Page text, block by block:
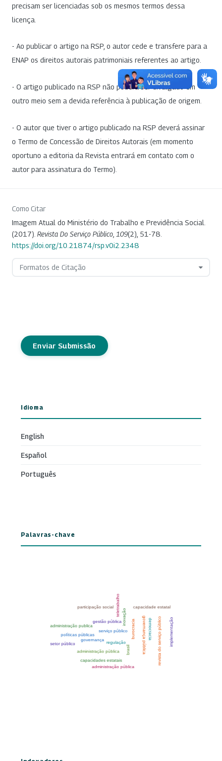
precisam ser licenciadas sob os mesmos termos dessa
licença.
- Ao publicar o artigo na RSP, o autor cede e transfere para a
ENAP os direitos autorais patrimoniais referentes ao artigo.
- O artigo publicado na RSP não poderá ser divulgado em
outro meio sem a devida referência à publicação de origem.
- O autor que tiver o artigo publicado na RSP deverá assinar
o Termo de Concessão de Direitos Autorais (em momento
oportuno a editoria da Revista entrará em contato com o
autor para assinatura do Termo).
Como Citar
Imagem Atual do Ministério do Trabalho e Previdência Social.
(2017). Revista Do Serviço Público 109(2), 51-78.
https://doi.org/10.21874/rsp.v0i2.2348
Formatos de Citação
Enviar Submissão
Idioma
English
Español
Português
Palavras-chave